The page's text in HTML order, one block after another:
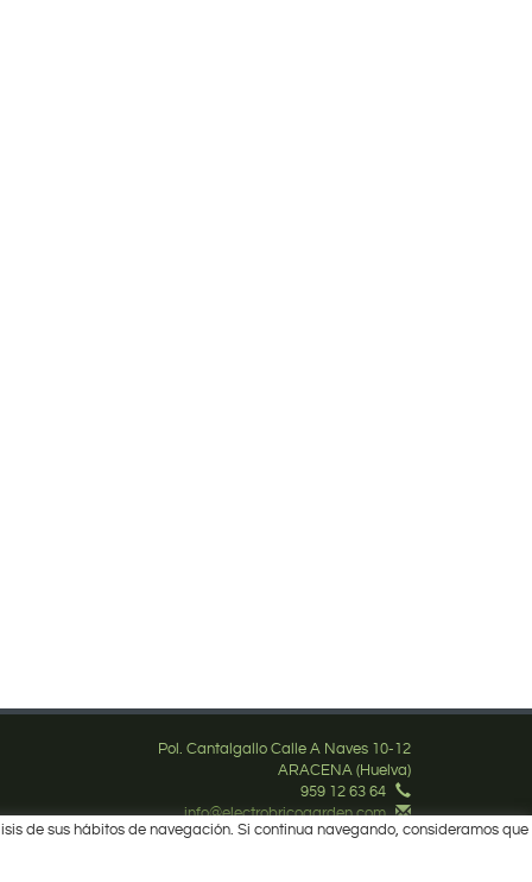
Pol. Cantalgallo Calle A Naves 10-12
ARACENA (Huelva)
959 12 63 64
info@electrobricogarden.com
Síguenos en Facebook
de sus hábitos de navegación. Si continua navegando, consideramos que